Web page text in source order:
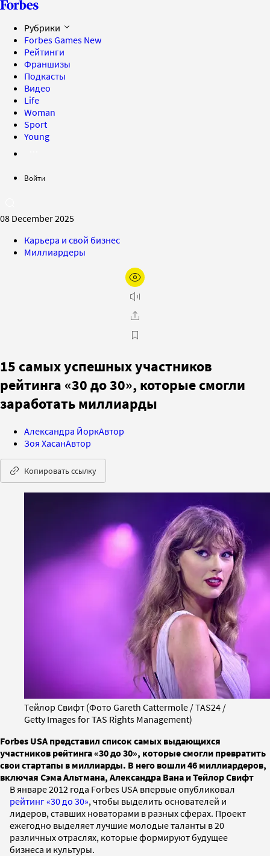
Рубрики
Forbes Games New
Рейтинги
Франшизы
Подкасты
Видео
Life
Woman
Sport
Young
Войти
08 December 2025
Карьера и свой бизнес
Миллиардеры
15 самых успешных участников
рейтинга «30 до 30», которые смогли
заработать миллиарды
Александра ЙоркАвтор
Зоя ХасанАвтор
Копировать ссылку
Тейлор Свифт (Фото Gareth Cattermole / TAS24 /
Getty Images for TAS Rights Management)
Forbes USA представил список самых выдающихся
участников рейтинга «30 до 30», которые смогли превратить
свои стартапы в миллиарды. В него вошли 46 миллиардеров,
включая Сэма Альтмана, Александра Вана и Тейлор Свифт
В январе 2012 года Forbes USA впервые опубликовал
рейтинг «30 до 30», чтобы выделить основателей и
лидеров, ставших новаторами в разных сферах. Проект
ежегодно выделяет лучшие молодые таланты в 20
различных отраслях, которые формируют будущее
бизнеса и культуры.